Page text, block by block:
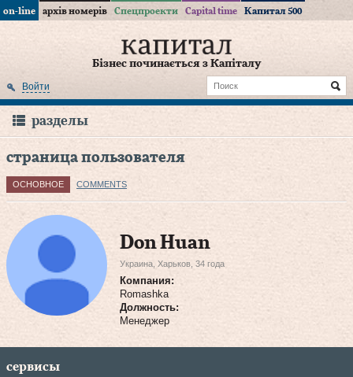
on-line архів номерів Спецпроекти Capital time Капитал 500
Бізнес починається з Капіталу
Войти
разделы
страница пользователя
ОСНОВНОЕ COMMENTS
Don Huan
Украина, Харьков, 34 года
Компания:
Romashka
Должность:
Менеджер
сервисы